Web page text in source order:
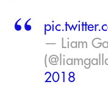
— Liam
2018